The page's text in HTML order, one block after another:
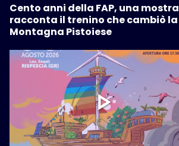
Cento anni della FAP, una mostra
racconta il trenino che cambiò la
Montagna Pistoiese